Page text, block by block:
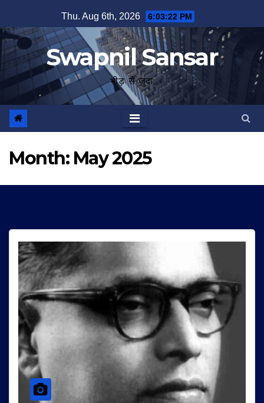
to
content
Thu. Aug 6th, 2026 6:03:23 PM
Swapnil Sansar
भीड़ से जुदा
Month: May 2025